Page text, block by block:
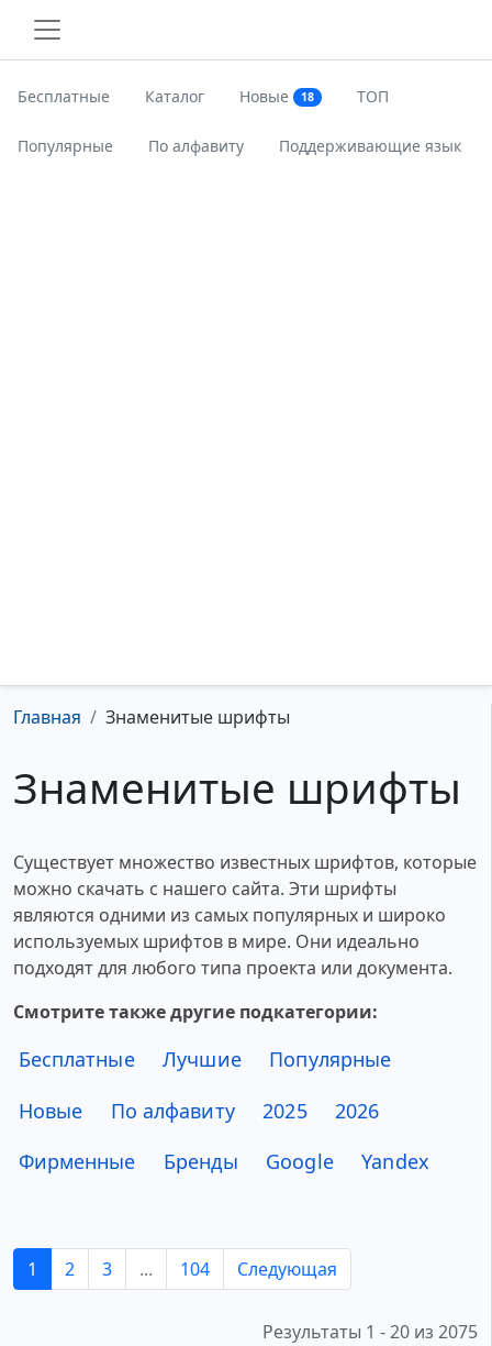
Бесплатные Каталог Новые 18 ТОП
Популярные По алфавиту Поддерживающие язык
Главная Знаменитые шрифты
Знаменитые шрифты
Существует множество известных шрифтов, которые
можно скачать с нашего сайта. Эти шрифты
являются одними из самых популярных и широко
используемых шрифтов в мире. Они идеально
подходят для любого типа проекта или документа.
Смотрите также другие подкатегории:
Бесплатные Лучшие
Популярные
Новые
По алфавиту 2025
2026
Фирменные
Бренды Google Yandex
1 2 3 ... 104 Следующая
Результаты 1 - 20 из 2075